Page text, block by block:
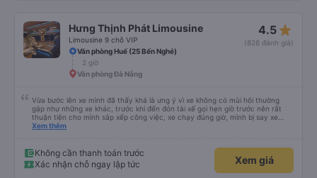
Hưng Thịnh Phát Limousine
Limousine 9 chỗ VIP
4.5 star_rate
(826 đánh giá)
Văn phòng Huế (25 Bến Nghé)
2 giờ
Văn phòng Đà Nẵng
Vừa bước lên xe mình đã thấy khá là ưng ý vì xe không có mùi hôi thường
gặp như những xe khác, trước khi đến đón tài xế gọi hẹn giờ trước nên rất
thuận tiện cho mình sắp xếp công việc, xe chạy đúng giờ, mình bị say xe
nhưng khá là thoải mái trong chuyến xe này, tài xế dễ thương cực, Hưng
Xem thêm
Không cần thanh toán trước
Xác nhận chỗ ngay lập tức
Xem giá